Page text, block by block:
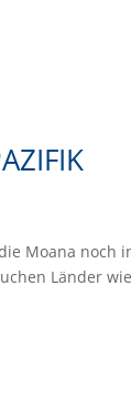
Moana noch
Länder